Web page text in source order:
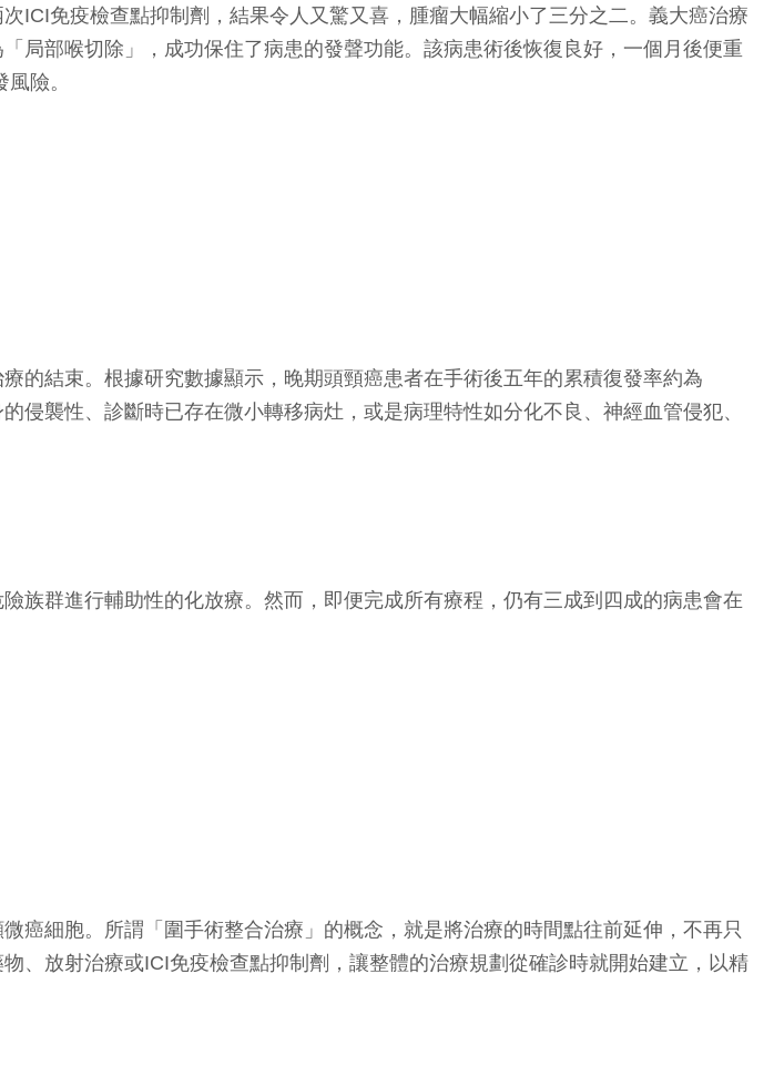
ICI免疫檢查點抑制劑，結果令人又驚又喜，腫瘤大幅縮小了三分之二。義大癌治療
局部喉切除」，成功保住了病患的發聲功能。該病患術後恢復良好，一個月後便重
險。
的結束。根據研究數據顯示，晚期頭頸癌患者在手術後五年的累積復發率約為
襲性、診斷時已存在微小轉移病灶，或是病理特性如分化不良、神經血管侵犯、
族群進行輔助性的化放療。然而，即便完成所有療程，仍有三成到四成的病患會在
癌細胞。所謂「圍手術整合治療」的概念，就是將治療的時間點往前延伸，不再只
、放射治療或ICI免疫檢查點抑制劑，讓整體的治療規劃從確診時就開始建立，以精